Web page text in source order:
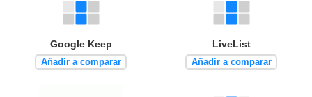
Google Keep
Añadir a comparar
LiveList
Añadir a comparar